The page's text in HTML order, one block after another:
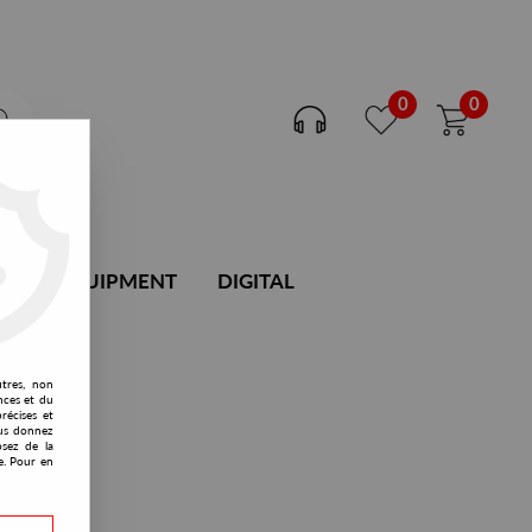
0 0
DJ EQUIPMENT DIGITAL
non
et du
et
donnez
de la
Pour en